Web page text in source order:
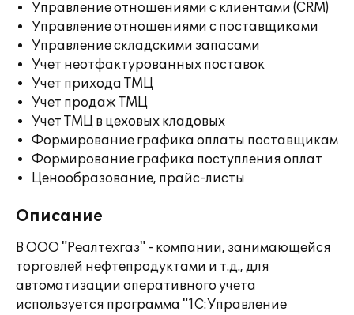
Управление отношениями с клиентами (CRM)
Управление отношениями с поставщиками
Управление складскими запасами
Учет неотфактурованных поставок
Учет прихода ТМЦ
Учет продаж ТМЦ
Учет ТМЦ в цеховых кладовых
Формирование графика оплаты поставщикам
Формирование графика поступления оплат
Ценообразование, прайс-листы
Описание
В ООО "Реалтехгаз" - компании, занимающейся
торговлей нефтепродуктами и т.д., для
автоматизации оперативного учета
используется программа "1С:Управление